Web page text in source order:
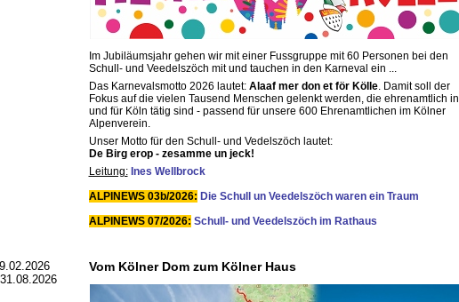
Im Jubiläumsjahr gehen wir mit einer Fussgruppe mit 60 Personen bei den
Schull- und Veedelszöch mit und tauchen in den Karneval ein ...
Das Karnevalsmotto 2026 lautet: Alaaf mer don et för Kölle. Damit soll der
Fokus auf die vielen Tausend Menschen gelenkt werden, die ehrenamtlich in
und für Köln tätig sind - passend für unsere 600 Ehrenamtlichen im Kölner
Alpenverein.
Unser Motto für den Schull- und Vedelszöch lautet:
De Birg erop - zesamme un jeck!
Leitung: Ines Wellbrock
ALPINEWS 03b/2026: Die Schull un Veedelszöch waren ein Traum
ALPINEWS 07/2026: Schull- und Veedelszöch im Rathaus
Vom Kölner Dom zum Kölner Haus